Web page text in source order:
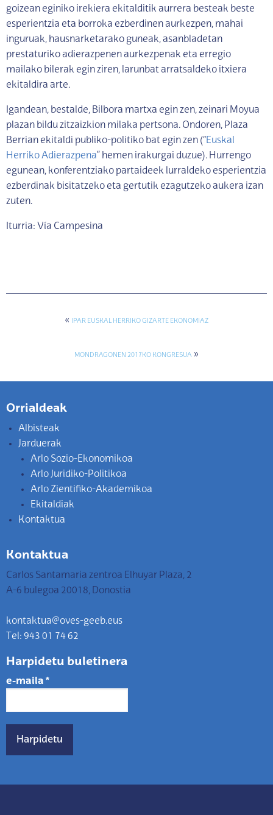
goizean eginiko irekiera ekitalditik aurrera besteak beste
esperientzia eta borroka ezberdinen aurkezpen, mahai
inguruak, hausnarketarako guneak, asanbladetan
prestaturiko adierazpenen aurkezpenak eta erregio
mailako bilerak egin ziren, larunbat arratsaldeko itxiera
ekitaldira arte.
Igandean, bestalde, Bilbora martxa egin zen, zeinari Moyua
plazan bildu zitzaizkion milaka pertsona. Ondoren, Plaza
Berrian ekitaldi publiko-politiko bat egin zen (“Euskal
Herriko Adierazpena” hemen irakurgai duzue). Hurrengo
egunean, konferentziako partaideek lurraldeko esperientzia
ezberdinak bisitatzeko eta gertutik ezagutzeko aukera izan
zuten.
Iturria: Vía Campesina
« IPAR EUSKAL HERRIKO GIZARTE EKONOMIAZ
MONDRAGONEN 2017KO KONGRESUA »
Orrialdeak
Albisteak
Jarduerak
Arlo Sozio-Ekonomikoa
Arlo Juridiko-Politikoa
Arlo Zientifiko-Akademikoa
Ekitaldiak
Kontaktua
Kontaktua
Carlos Santamaria zentroa Elhuyar Plaza, 2
A-6 bulegoa 20018, Donostia
kontaktua@oves-geeb.eus
Tel: 943 01 74 62
Harpidetu buletinera
e-maila *